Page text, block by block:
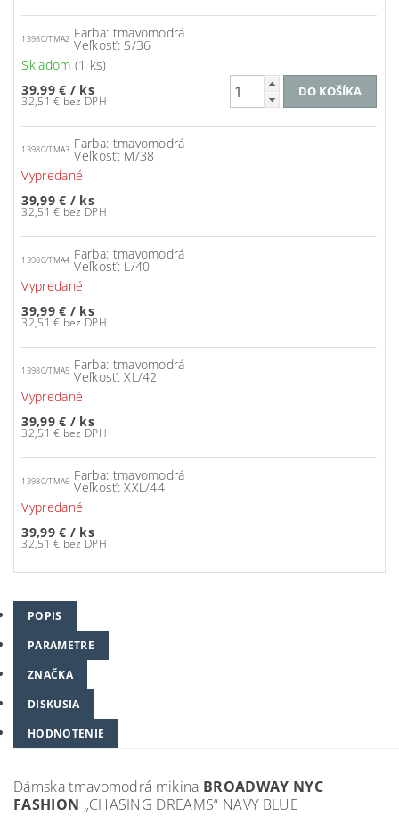
13980/TMA2 Farba: tmavomodrá
Veľkosť: S/36
Skladom (1 ks)
39,99 € / ks
32,51 € bez DPH
13980/TMA3 Farba: tmavomodrá
Veľkosť: M/38
Vypredané
39,99 € / ks
32,51 € bez DPH
13980/TMA4 Farba: tmavomodrá
Veľkosť: L/40
Vypredané
39,99 € / ks
32,51 € bez DPH
13980/TMA5 Farba: tmavomodrá
Veľkosť: XL/42
Vypredané
39,99 € / ks
32,51 € bez DPH
13980/TMA6 Farba: tmavomodrá
Veľkosť: XXL/44
Vypredané
39,99 € / ks
32,51 € bez DPH
POPIS
PARAMETRE
ZNAČKA
DISKUSIA
HODNOTENIE
Dámska tmavomodrá mikina BROADWAY NYC
FASHION „CHASING DREAMS“ NAVY BLUE